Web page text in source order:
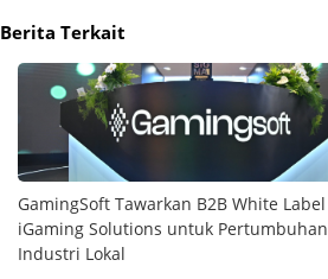
Berita Terkait
GamingSoft Tawarkan B2B White Label
iGaming Solutions untuk Pertumbuhan
Industri Lokal